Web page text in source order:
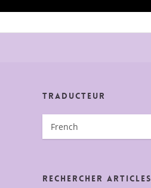
Traducteur
Rechercher Articles